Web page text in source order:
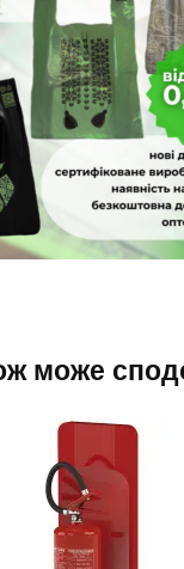
може